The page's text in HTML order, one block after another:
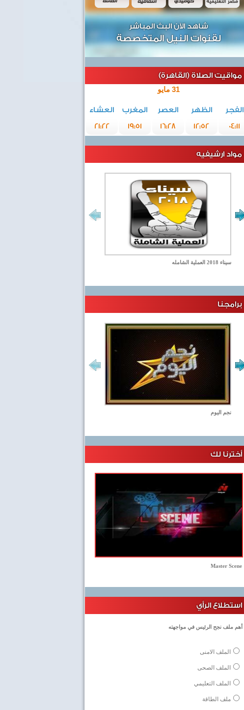
شاهد الآن البث المباشر
لقنوات النيل المتخصصة
مواقيت الصلاة (القاهرة)
31 مايو
الفجر الظهر العصر المغرب
العشاء
04:11
12:52
16:28
19:51
21:22
مواد ارشيفيه
سيناء 2018 العملية الشامله
برامجنا
نجم اليوم
أخترنا لك
Master Scene
استطلاع الرأي
أهم ملف نجح الرئيس في مواجهته
الملف الامنى
الملف الصحى
الملف التعليمي
ملف الطاقة